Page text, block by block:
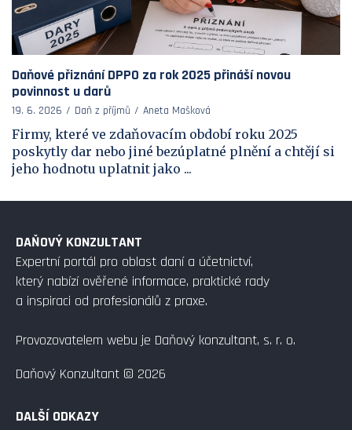
Daňové přiznání DPPO za rok 2025 přináší novou
povinnost u darů
19. 6. 2026 Daň z příjmů Aneta Mašková
Firmy, které ve zdaňovacím období roku 2025
poskytly dar nebo jiné bezúplatné plnění a chtějí si
jeho hodnotu uplatnit jako ...
DAŇOVÝ KONZULTANT
Expertní portál pro oblast daní a účetnictví,
který nabízí ověřené informace, praktické rady
a inspiraci od profesionálů z praxe.
Provozovatelem webu je Daňový konzultant, s. r. o.
Daňový Konzultant © 2026
DALŠÍ ODKAZY